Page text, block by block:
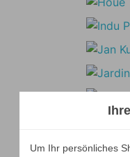
Um Ihr persönliches